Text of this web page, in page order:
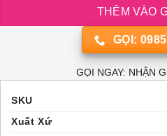
THÊM VÀO
GỌI:
GỌI NGAY: NHẬN
SKU
Xuất Xứ